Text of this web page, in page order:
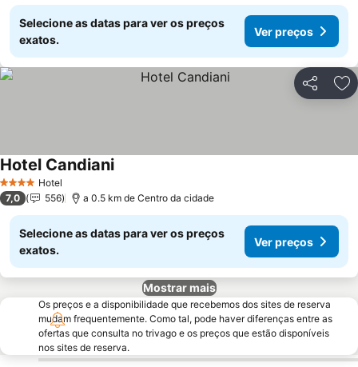
Selecione as datas para ver os preços
exatos.
Ver preços
Partilhar
4 EstrelasHotel
Hotel Candiani
7,0 556 a 0.5 km de Centro da cidade
Selecione as datas para ver os preços
exatos.
Ver preços
Mostrar mais
Os preços e a disponibilidade que recebemos dos sites de reserva
mudam frequentemente. Como tal, pode haver diferenças entre as
ofertas que consulta no trivago e os preços que estão disponíveis
nos sites de reserva.